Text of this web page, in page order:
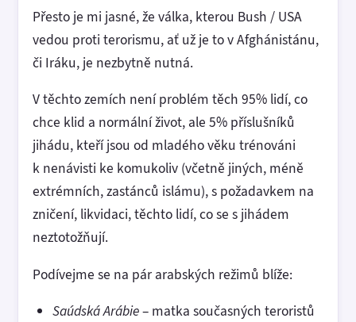
Přesto je mi jasné, že válka, kterou Bush / USA
vedou proti terorismu, ať už je to v Afghánistánu,
či Iráku, je nezbytně nutná.
V těchto zemích není problém těch 95% lidí, co
chce klid a normální život, ale 5% příslušníků
jihádu, kteří jsou od mladého věku trénováni
k nenávisti ke komukoliv (včetně jiných, méně
extrémních, zastánců islámu), s požadavkem na
zničení, likvidaci, těchto lidí, co se s jihádem
neztotožňují.
Podívejme se na pár arabských režimů blíže:
Saúdská Arábie– matka současných teroristů